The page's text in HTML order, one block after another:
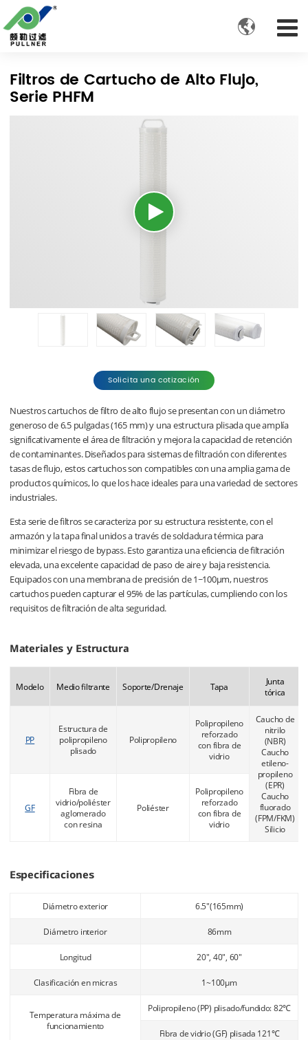

Filtros de Cartucho de Alto Flujo,
Serie PHFM
Solicita una cotización
Nuestros cartuchos de filtro de alto flujo se presentan con un diámetro
generoso de 6.5 pulgadas (165 mm) y una estructura plisada que amplía
significativamente el área de filtración y mejora la capacidad de retención
de contaminantes. Diseñados para sistemas de filtración con diferentes
tasas de flujo, estos cartuchos son compatibles con una amplia gama de
productos químicos, lo que los hace ideales para una variedad de sectores
industriales.
Esta serie de filtros se caracteriza por su estructura resistente, con el
armazón y la tapa final unidos a través de soldadura térmica para
minimizar el riesgo de bypass. Esto garantiza una eficiencia de filtración
elevada, una excelente capacidad de paso de aire y baja resistencia.
Equipados con una membrana de precisión de 1~100μm, nuestros
cartuchos pueden capturar el 95% de las partículas, cumpliendo con los
requisitos de filtración de alta seguridad.
Materiales y Estructura
Modelo Medio filtrante Soporte/Drenaje Tapa
Junta
tórica
PP
Estructura de
polipropileno
plisado
Polipropileno
Polipropileno
reforzado
con fibra de
vidrio
Caucho de
nitrilo
(NBR)
Caucho
etileno-
propileno
(EPR)
Caucho
fluorado
(FPM/FKM)
Silicio
GF
Fibra de
vidrio/poliéster
aglomerado
con resina
Poliéster
Polipropileno
reforzado
con fibra de
vidrio
Especificaciones
Diámetro exterior 6.5"(165mm)
Diámetro interior 86mm
Longitud 20", 40", 60"
Clasificación en micras 1~100μm
Temperatura máxima de
funcionamiento
Polipropileno (PP) plisado/fundido: 82℃
Fibra de vidrio (GF) plisada 121℃